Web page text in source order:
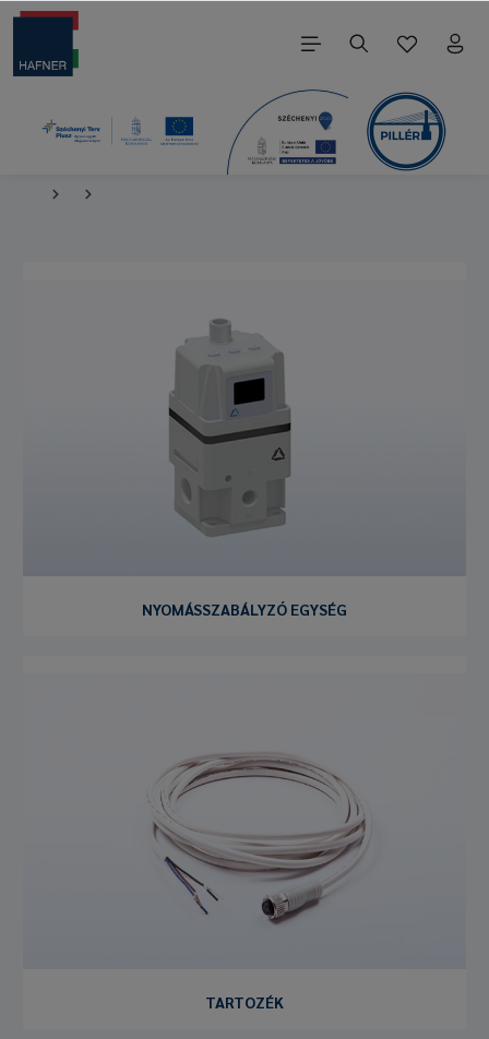
NYOMÁSSZABÁLYZÓ EGYSÉG
TARTOZÉK